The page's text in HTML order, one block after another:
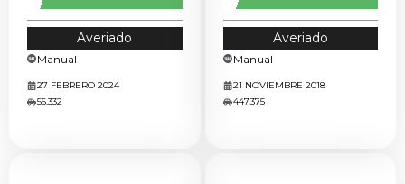
Averiado
Manual
27 FEBRERO 2024
55.332
Averiado
Manual
21 NOVIEMBRE 2018
447.375